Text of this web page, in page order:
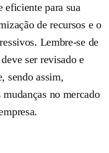
eficiente para sua
de recursos e o
Lembre-se de
ser revisado e
sendo assim,
no mercado